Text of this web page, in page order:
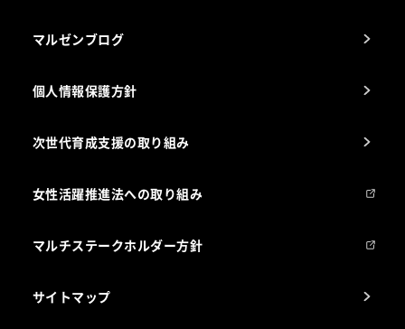
マルゼンブログ
個人情報保護方針
次世代育成支援の取り組み
女性活躍推進法への取り組み
マルチステークホルダー方針
サイトマップ